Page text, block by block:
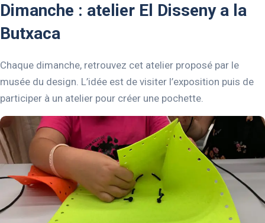
Dimanche : atelier El Disseny a la
Butxaca
Chaque dimanche, retrouvez cet atelier proposé par le
musée du design. L’idée est de visiter l’exposition puis de
participer à un atelier pour créer une pochette.